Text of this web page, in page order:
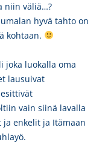
niin väliä…?
hyvä tahto on
kohtaan.
joka luokalla oma
lausuivat
vain siinä lavalla
ja enkelit ja Itämaan